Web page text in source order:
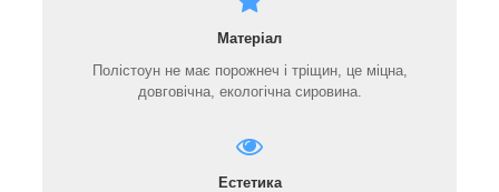
Матеріал
Полістоун не має порожнеч і тріщин, це міцна,
довговічна, екологічна сировина.
Естетика